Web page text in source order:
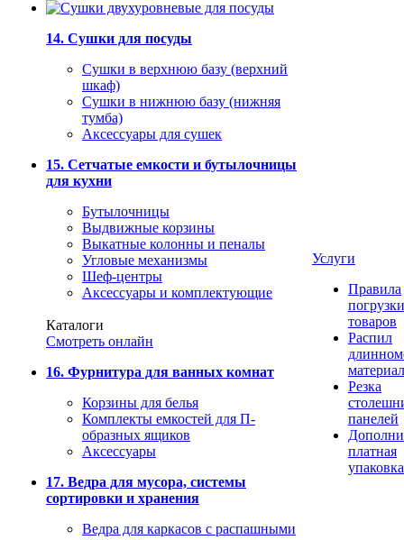
14. Сушки для посуды
Сушки в верхнюю базу (верхний
шкаф)
Сушки в нижнюю базу (нижняя
тумба)
Аксессуары для сушек
15. Сетчатые емкости и бутылочницы
для кухни
Бутылочницы
Выдвижные корзины
Выкатные колонны и пеналы
Угловые механизмы
Шеф-центры
Аксессуары и комплектующие
Каталоги
Смотреть онлайн
16. Фурнитура для ванных комнат
Корзины для белья
Комплекты емкостей для П-
образных ящиков
Аксессуары
17. Ведра для мусора, системы
сортировки и хранения
Ведра для каркасов с распашными
Услуги
Правила
погрузки
товаров
Распил
Резка
панелей
платная
упаковка